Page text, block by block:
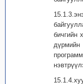
бичгийн